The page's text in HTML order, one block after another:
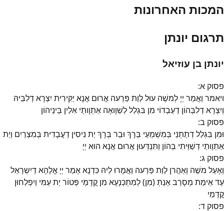
המכות האחרונות
תרגום יונתן
יונתן בן עוזיאל
פסוק א:
ויאמר וַאֲמַר יְיָ לְמשֶׁה עוּל לְוַת פַּרְעה אֲרוּם אֲנָא יַקִּירִית יִצְרָא דְלִבֵּיהּ
וְיִצְרָא דְלִבְּהוֹן דְעַבְדוֹי מִן בִּגְלַל לְשַׁוָואָה אַתְוָותַי אִלֵין בֵּינֵיהוֹן
פסוק ב:
וּמִן בִּגְלַל דְתַתְנֵי בְּמִשְׁמְעֵי בְּרָךְ וּבַר בְּרָךְ יַת נִיסִין דַעֲבָדִית בְּמִצְרַיִם וְיַת
אַתְוָותַי דְשַׁוֵּיתִי בְּהוֹן וְתִנְדְּעוּן אֲרוּם אֲנָא הוּא יְיָ
פסוק ג:
וְאָעַל משֶׁה וְאַהֲרן לְוַת פַּרְעה וַאֲמָרוּ לֵיהּ כִּדְנָא אָמַר יְיָ אֱלָהָא דְיִשְרָאֵל
עַד אֵימַת מְסָרֵב אַנְתְּ (מִן) לְמִתְכְּנָעָא מִן קֳדָמַי פְּטוֹר יַת עַמִּי וְיִפְלְחוּן
קֳדָמַי
פסוק ד: